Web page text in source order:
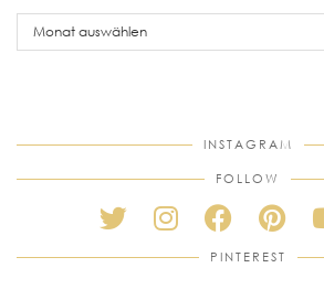
older
posts
INSTAGRAM
FOLLOW
PINTEREST